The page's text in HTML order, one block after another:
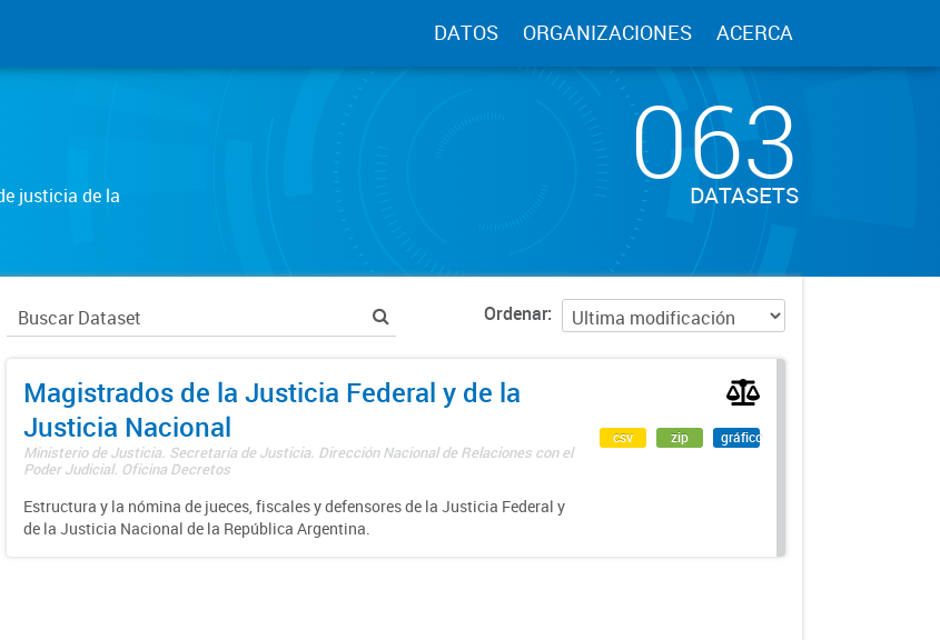
DATOS ORGANIZACIONES ACERCA
justicia de la
063
DATASETS
Ordenar
Magistrados de la Justicia Federal y de la
Justicia Nacional
Ministerio de Justicia. Secretaría de Justicia. Dirección Nacional de Relaciones con el
Poder Judicial. Oficina Decretos
Estructura y la nómina de jueces, fiscales y defensores de la Justicia Federal y
de la Justicia Nacional de la República Argentina.
csv zip gráfico